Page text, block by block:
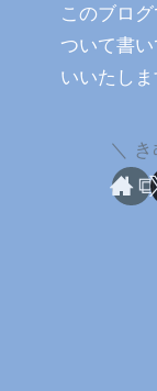
このブロ
ついて書
いいたしま